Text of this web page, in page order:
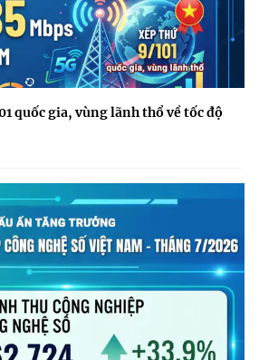
quốc gia, vùng lãnh thổ về tốc độ